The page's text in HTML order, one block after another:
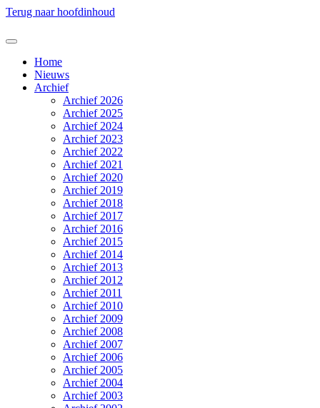
Terug naar hoofdinhoud
Home
Nieuws
Archief
Archief 2026
Archief 2025
Archief 2024
Archief 2023
Archief 2022
Archief 2021
Archief 2020
Archief 2019
Archief 2018
Archief 2017
Archief 2016
Archief 2015
Archief 2014
Archief 2013
Archief 2012
Archief 2011
Archief 2010
Archief 2009
Archief 2008
Archief 2007
Archief 2006
Archief 2005
Archief 2004
Archief 2003